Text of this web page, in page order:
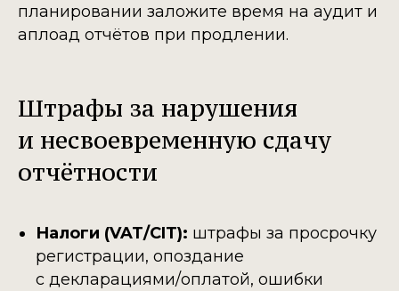
планировании заложите время на аудит и
аплоад отчётов при продлении.
Штрафы за нарушения
и несвоевременную сдачу
отчётности
Налоги (VAT/CIT): штрафы за просрочку
регистрации, опоздание
с декларациями/оплатой, ошибки